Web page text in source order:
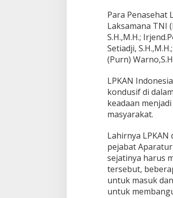
Para Penasehat
Laksamana TNI
S.H.,M.H.;
Setiadji,
(Purn)
LPKAN
kondusif di
keadaan
masyarakat.
Lahirnya
pejabat
sejatinya harus
tersebut,
untuk masuk
untuk